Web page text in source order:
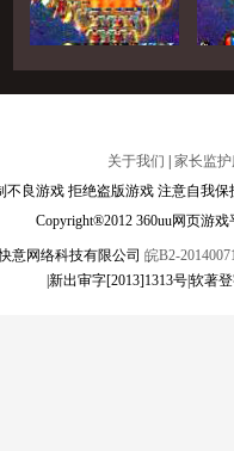
关于我们
家长监
不良游戏 拒绝盗版游戏 注意自我
Copyright®2012 360uu网页游
意网络科技有限公司 皖B2-
|新出审字[2013]1313号|软著